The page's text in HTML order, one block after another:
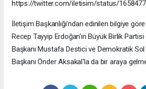
https://twitter.com/iletisim/status/
İletişim Başkanlığı'ndan edinilen bilgiye
Recep Tayyip Erdoğan'ın Büyük Birlik Partisi
Başkanı Mustafa Destici ve Demokratik Sol
Başkanı Önder Aksakal'la da bir araya